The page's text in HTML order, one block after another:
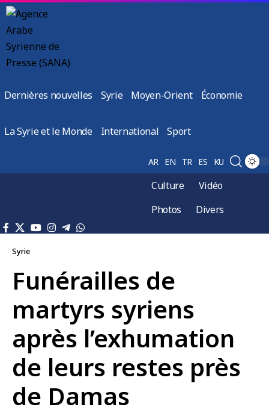
Dernières nouvelles Syrie Moyen-Orient Économie
La Syrie et le Monde International Sport
AR EN TR ES KU
Culture
Vidéo
Photos
Divers
Syrie
Funérailles de
martyrs syriens
après l’exhumation
de leurs restes près
de Damas